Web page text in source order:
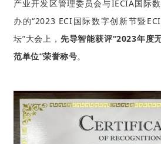
产业开发区管理委员会与IECIA国际
办的“2023 ECI国际数字创新节暨
坛”大会上， 先导智能获评“2023年度
范单位”荣誉称号。